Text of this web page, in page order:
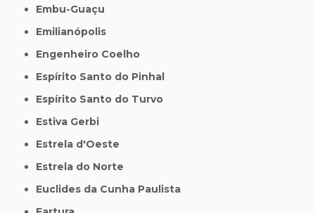
Embu-Guaçu
Emilianópolis
Engenheiro Coelho
Espírito Santo do Pinhal
Espírito Santo do Turvo
Estiva Gerbi
Estrela d'Oeste
Estrela do Norte
Euclides da Cunha Paulista